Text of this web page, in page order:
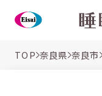
TOP 奈良県 奈良市